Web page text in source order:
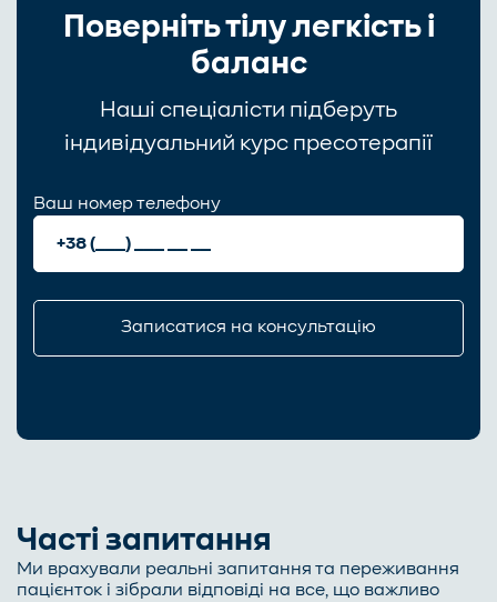
Поверніть тілу легкість і
баланс
Наші спеціалісти підберуть
індивідуальний курс пресотерапії
Ваш номер телефону
Часті запитання
Ми врахували реальні запитання та переживання
пацієнток і зібрали відповіді на все, що важливо